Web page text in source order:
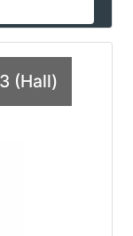
(Hall)